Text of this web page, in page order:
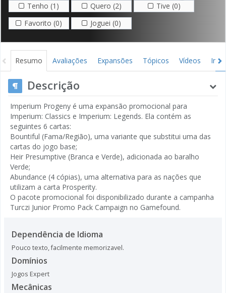
Tenho (1)
Quero (2)
Tive (0)
Favorito (0)
Joguei (0)
Resumo Avaliações Expansões Tópicos Vídeos
Descrição
Imperium Progeny é uma expansão promocional para
Imperium: Classics e Imperium: Legends. Ela contém as
seguintes 6 cartas:
Bountiful (Fama/Região), uma variante que substitui uma das
cartas do jogo base;
Heir Presumptive (Branca e Verde), adicionada ao baralho
Verde;
Abundance (4 cópias), uma alternativa para as nações que
utilizam a carta Prosperity.
O pacote promocional foi disponibilizado durante a campanha
Turczi Junior Promo Pack Campaign no Gamefound.
Dependência de Idioma
Pouco texto, facilmente memorizavel.
Domínios
Jogos Expert
Mecânicas